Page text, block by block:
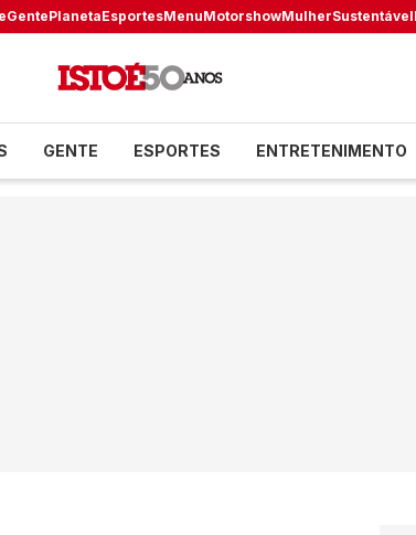
GentePlanetaEsportesMenuMotorshowMulherSustentável
GENTE ESPORTES ENTRETENIMENTO